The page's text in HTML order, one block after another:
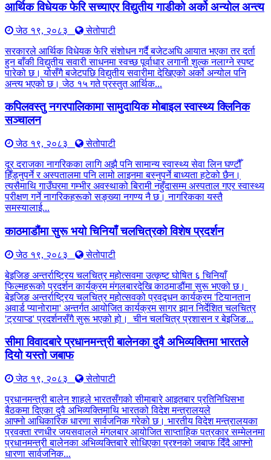
आर्थिक विधेयक फेरि सच्याएर विद्युतीय गाडीको अर्को अन्योल अन्त्य
जेठ १९, २०८३
सेतोपाटी
सरकारले आर्थिक विधेयक फेरि संशोधन गर्दै बजेटअघि आयात भएका तर दर्ता
हुन बाँकी विद्युतीय सवारी साधनमा स्वच्छ पूर्वाधार लगानी शुल्क नलाग्ने स्पष्ट
पारेको छ। योसँगै बजेटपछि विद्युतीय सवारीमा देखिएको अर्को अन्योल पनि
अन्त्य भएको छ। जेठ १५ गते प्रस्तुत आर्थिक...
कपिलवस्तु नगरपालिकामा सामुदायिक मोबाइल स्वास्थ्य क्लिनिक
सञ्चालन
जेठ १९, २०८३
सेतोपाटी
दूर दराजका नागरिकका लागि अझै पनि सामान्य स्वास्थ्य सेवा लिन घण्टौँ
हिँड्नुपर्ने र अस्पतालमा पनि लामो लाइनमा बस्नुपर्ने बाध्यता हटेको छैन।
त्यसैमाथि गाउँघरमा गम्भीर अवस्थाको बिरामी नहुँदासम्म अस्पताल गएर स्वास्थ्य
परीक्षण गर्ने नागरिकहरूको सङ्ख्या नगण्य नै छ। नागरिकका यस्तै
समस्यालाई...
काठमाडौंमा सुरू भयो चिनियाँ चलचित्रको विशेष प्रदर्शन
जेठ १९, २०८३
सेतोपाटी
बेइजिङ अन्तर्राष्ट्रिय चलचित्र महोत्सवमा उत्कृष्ट घोषित ६ चिनियाँ
फिल्महरूको प्रदर्शन कार्यक्रम मंगलबारदेखि काठमाडौंमा सुरू भएको छ।
बेइजिङ अन्तर्राष्ट्रिय चलचित्र महोत्सवको प्रवद्र्धन कार्यक्रम 'टियानतान
अवार्ड प्यानोरामा' अन्तर्गत आयोजित कार्यक्रम सागर झान निर्देशित चलचित्र
'ट्रयाप्ड' प्रदर्शनसँगै सुरू भएको हो। चीन चलचित्र प्रशासन र बेइजिङ...
सीमा विवादबारे प्रधानमन्त्री बालेनका दुवै अभिव्यक्तिमा भारतले
दियो यस्तो जबाफ
जेठ १९, २०८३
सेतोपाटी
प्रधानमन्त्री बालेन शाहले भारतसँगको सीमाबारे आइतबार प्रतिनिधिसभा
बैठकमा दिएका दुवै अभिव्यक्तिमाथि भारतको विदेश मन्त्रालयले
आफ्नो आधिकारिक धारणा सार्वजनिक गरेको छ। भारतीय विदेश मन्त्रालयका
प्रवक्ता रणधीर जयसवालले मंगलबार आयोजित साप्ताहिक पत्रकार सम्मेलनमा
प्रधानमन्त्री बालेनका अभिव्यक्तिबारे सोधिएका प्रश्नको जबाफ दिँदै आफ्नो
धारणा सार्वजनिक...